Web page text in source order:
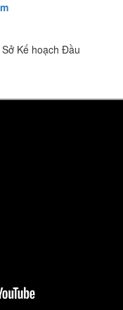
Kế hoạch Đầu